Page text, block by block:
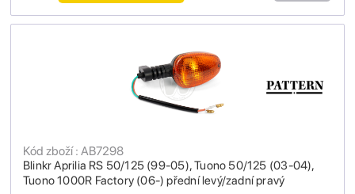
Blinkr Aprilia RS 50/125 (99-05), Tuono 50/125 (03-04),
Tuono 1000R Factory (06-) přední levý/zadní pravý
Kód zboží : AB7298